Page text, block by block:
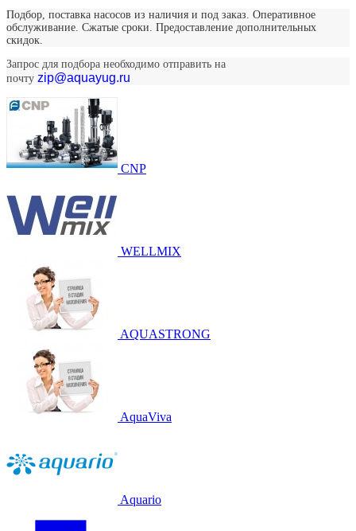
Подбор, поставка насосов из наличия и под заказ. Оперативное
обслуживание. Сжатые сроки. Предоставление дополнительных
скидок.
Запрос для подбора необходимо отправить на
почту zip@aquayug.ru
CNP
WELLMIX
AQUASTRONG
AquaViva
Aquario